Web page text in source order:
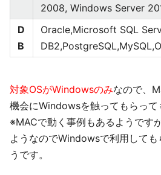
2008, Windows Server
D
B
Oracle,Microsoft SQL
対象OSがWindowsのみなので、
機会にWindowsを触ってもらって
※MACで動く事例もあるようです
ようなのでWindowsで利用して
うです。